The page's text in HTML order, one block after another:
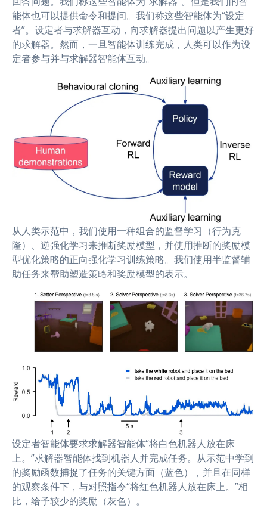
能体也可以提供命令和提问。我们称这些智能体为“设定
者”。设定者与求解器互动，向求解器提出问题以产生更好
的求解器。然而，一旦智能体训练完成，人类可以作为设
定者参与并与求解器智能体互动。
从人类示范中，我们使用一种组合的监督学习（行为克
隆）、逆强化学习来推断奖励模型，并使用推断的奖励模
型优化策略的正向强化学习训练策略。我们使用半监督辅
助任务来帮助塑造策略和奖励模型的表示。
设定者智能体要求求解器智能体“将白色机器人放在床
上。”求解器智能体找到机器人并完成任务。从示范中学到
的奖励函数捕捉了任务的关键方面（蓝色），并且在同样
的观察条件下，与对照指令“将红色机器人放在床上。”相
比，给予较少的奖励（灰色）。